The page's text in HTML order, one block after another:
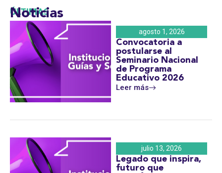
ÚLTIMAS
Noticias
agosto 1, 2026
Convocatoria a
postularse al
Seminario Nacional
de Programa
Educativo 2026
Leer más
julio 13, 2026
Legado que inspira,
futuro que